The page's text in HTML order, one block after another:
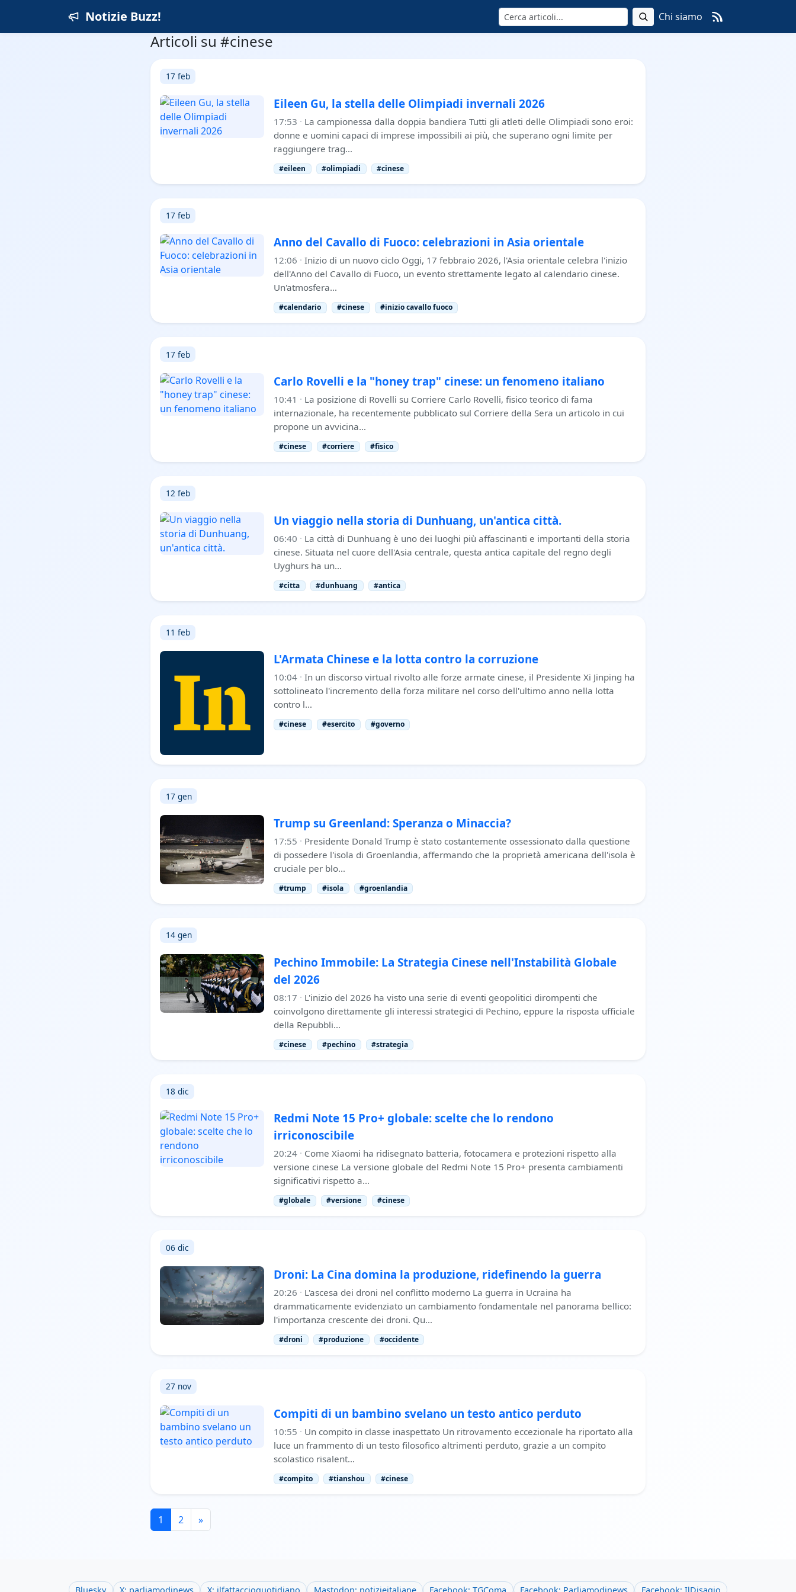
Notizie Buzz! Cerca Chi siamo
Articoli su #cinese
17 feb
Eileen Gu, la stella delle Olimpiadi invernali 2026
17:53 · La campionessa dalla doppia bandiera Tutti gli atleti delle Olimpiadi sono eroi:
donne e uomini capaci di imprese impossibili ai più, che superano ogni limite per
raggiungere trag…
#eileen #olimpiadi #cinese
17 feb
Anno del Cavallo di Fuoco: celebrazioni in Asia orientale
12:06 · Inizio di un nuovo ciclo Oggi, 17 febbraio 2026, l'Asia orientale celebra l'inizio
dell'Anno del Cavallo di Fuoco, un evento strettamente legato al calendario cinese.
Un'atmosfera…
#calendario #cinese #inizio cavallo fuoco
17 feb
Carlo Rovelli e la "honey trap" cinese: un fenomeno italiano
10:41 · La posizione di Rovelli su Corriere Carlo Rovelli, fisico teorico di fama
internazionale, ha recentemente pubblicato sul Corriere della Sera un articolo in cui
propone un avvicina…
#cinese #corriere #fisico
12 feb
Un viaggio nella storia di Dunhuang, un'antica città.
06:40 · La città di Dunhuang è uno dei luoghi più affascinanti e importanti della storia
cinese. Situata nel cuore dell'Asia centrale, questa antica capitale del regno degli
Uyghurs ha un…
#citta #dunhuang #antica
11 feb
L'Armata Chinese e la lotta contro la corruzione
10:04 · In un discorso virtual rivolto alle forze armate cinese, il Presidente Xi Jinping ha
sottolineato l'incremento della forza militare nel corso dell'ultimo anno nella lotta
contro l…
#cinese #esercito #governo
17 gen
Trump su Greenland: Speranza o Minaccia?
17:55 · Presidente Donald Trump è stato costantemente ossessionato dalla questione
di possedere l'isola di Groenlandia, affermando che la proprietà americana dell'isola è
cruciale per blo…
#trump #isola #groenlandia
14 gen
Pechino Immobile: La Strategia Cinese nell'Instabilità Globale
del 2026
08:17 · L'inizio del 2026 ha visto una serie di eventi geopolitici dirompenti che
coinvolgono direttamente gli interessi strategici di Pechino, eppure la risposta ufficiale
della Repubbli…
#cinese #pechino #strategia
18 dic
Redmi Note 15 Pro+ globale: scelte che lo rendono
irriconoscibile
20:24 · Come Xiaomi ha ridisegnato batteria, fotocamera e protezioni rispetto alla
versione cinese La versione globale del Redmi Note 15 Pro+ presenta cambiamenti
significativi rispetto a…
#globale #versione #cinese
06 dic
Droni: La Cina domina la produzione, ridefinendo la guerra
20:26 · L'ascesa dei droni nel conflitto moderno La guerra in Ucraina ha
drammaticamente evidenziato un cambiamento fondamentale nel panorama bellico:
l'importanza crescente dei droni. Qu…
#droni #produzione #occidente
27 nov
Compiti di un bambino svelano un testo antico perduto
10:55 · Un compito in classe inaspettato Un ritrovamento eccezionale ha riportato alla
luce un frammento di un testo filosofico altrimenti perduto, grazie a un compito
scolastico risalent…
#compito #tianshou #cinese
1 2 »